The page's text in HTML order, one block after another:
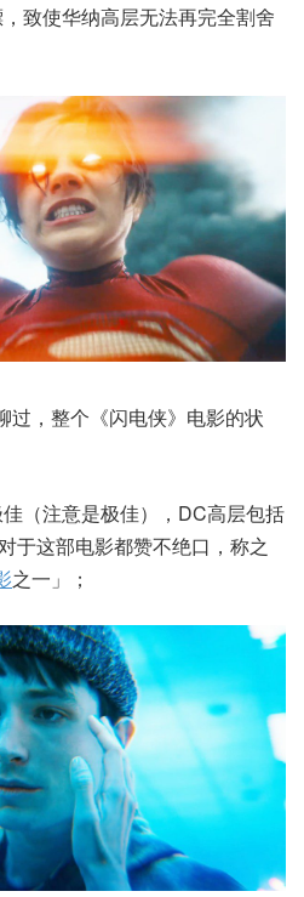
致使华纳高层无法再完全割舍
过，整个《闪电侠》电影的状
（注意是极佳），DC高层包括
于这部电影都赞不绝口，称之
之一」；